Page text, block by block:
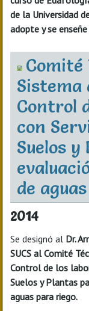
de la Universidad
adopte y se
Comité
Sistema
Control
con
Suelos
de
2014
Se designó al Dr.
SUCS al Comité
Control de los
Suelos y Plantas
aguas para riego.